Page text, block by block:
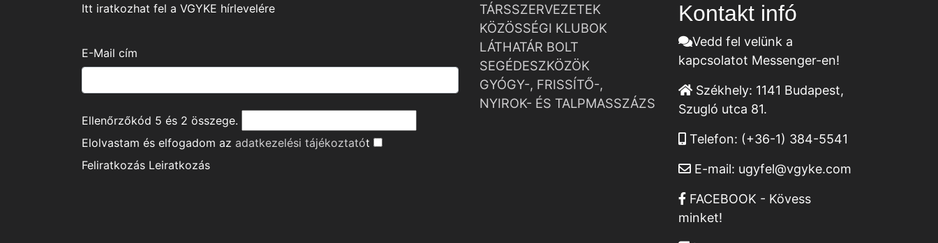
Itt iratkozhat fel a VGYKE hírlevelére
E-Mail cím
Ellenőrzőkód 5 és 2 összege.
Elolvastam és elfogadom az adatkezelési tájékoztatót
Feliratkozás Leiratkozás
TÁRSSZERVEZETEK
KÖZÖSSÉGI KLUBOK
LÁTHATÁR BOLT
SEGÉDESZKÖZÖK
GYÓGY-, FRISSÍTŐ-,
NYIROK- ÉS TALPMASSZÁZS
Kontakt infó
Vedd fel velünk a
kapcsolatot Messenger-en!
Székhely: 1141 Budapest,
Szugló utca 81.
Telefon: (+36-1) 384-5541
E-mail: ugyfel@vgyke.com
FACEBOOK - Kövess
minket!